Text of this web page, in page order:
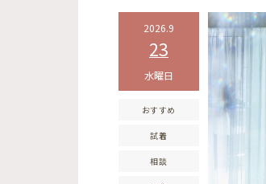
2026.9
23
水曜日
おすすめ
試着
相談